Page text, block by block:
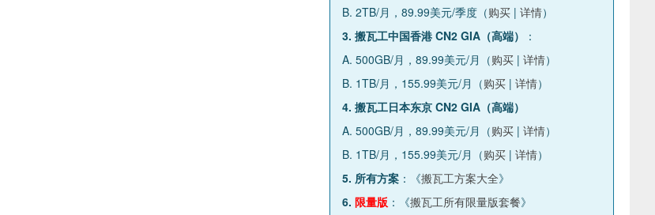
B. 2TB/月，89.99美元/季度（购买 | 详情）
3. 搬瓦工中国香港 CN2 GIA（高端）
：
A. 500GB/月，89.99美元/月（购买 | 详情）
B. 1TB/月，155.99美元/月（购买 | 详情）
4. 搬瓦工日本东京 CN2 GIA（高端）
A. 500GB/月，89.99美元/月（购买 | 详情）
B. 1TB/月，155.99美元/月（购买 | 详情）
5. 所有方案 ：《搬瓦工方案大全》
6. 限量版 ：《搬瓦工所有限量版套餐》